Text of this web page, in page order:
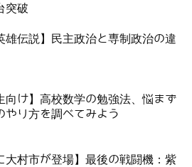
突破
雄伝説】民主政治と専制政治の違
向け】高校数学の勉強法、悩まず
やり方を調べてみよう
大村市が登場】最後の戦闘機：紫